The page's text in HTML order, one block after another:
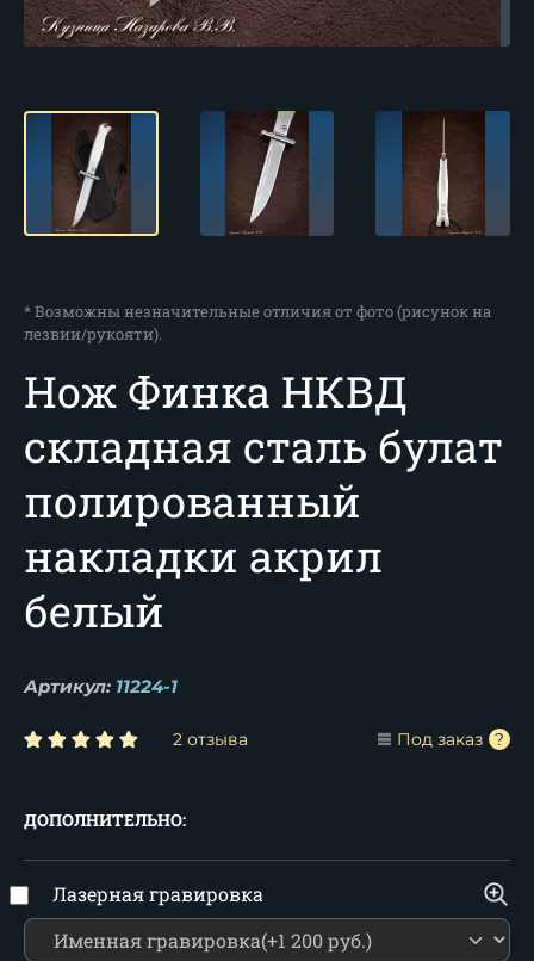
* Возможны незначительные отличия от фото (рисунок на
лезвии/рукояти).
Нож Финка НКВД
складная сталь булат
полированный
накладки акрил
белый
Артикул: 11224-1
2 отзыва Под заказ
ДОПОЛНИТЕЛЬНО:
Лазерная гравировка